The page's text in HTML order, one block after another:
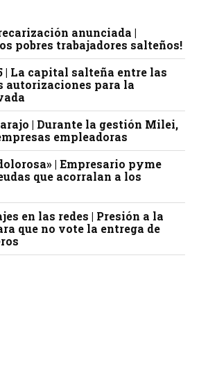
anunciada |
pobres trabajadores salteños!
| La capital salteña entre las
autorizaciones para la
| Durante la gestión Milei,
empleadoras
| Empresario pyme
que acorralan a los
en las redes | Presión a la
que no vote la entrega de